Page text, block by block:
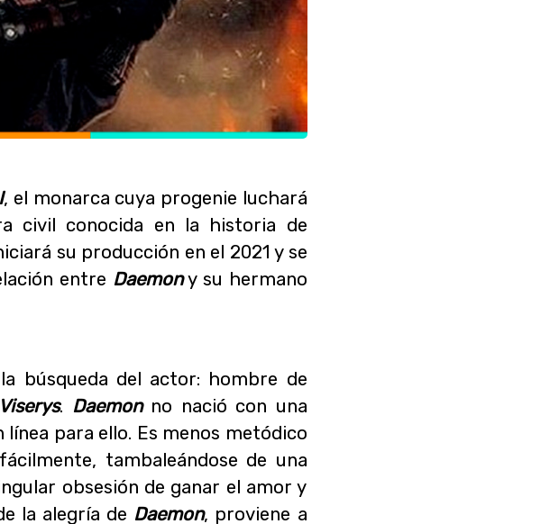
, el monarca cuya progenie luchará
civil conocida en la historia de
su producción en el 2021 y se
entre Daemony su hermano
búsqueda del actor: hombre de
. Daemonno nació con una
para ello. Es menos metódico
tambaleándose de una
obsesión de ganar el amor y
la alegría de Daemon, proviene a